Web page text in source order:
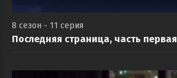
8 сезон - 11 серия
Последняя страница, часть первая